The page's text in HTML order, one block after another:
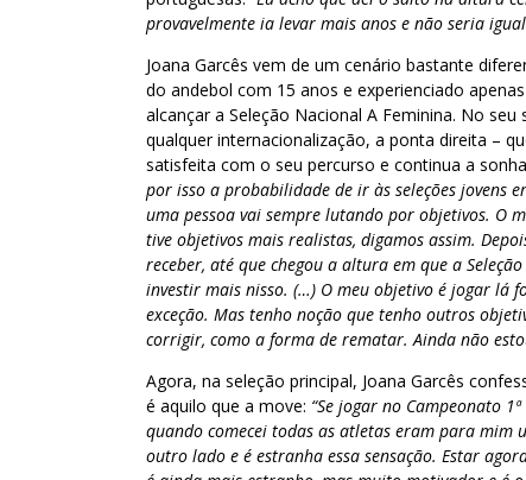
provavelmente ia levar mais anos e não seria
Joana Garcês vem de um cenário bastante
do andebol com 15 anos e experienciado
alcançar a Seleção Nacional A Feminina. No
qualquer internacionalização, a ponta direita –
satisfeita com o seu percurso e continua a
por isso a probabilidade de ir às seleções jovens
uma pessoa vai sempre lutando por objetivos. O
tive objetivos mais realistas, digamos assim.
receber, até que chegou a altura em que a
investir mais nisso. (…) O meu objetivo é jogar lá
exceção. Mas tenho noção que tenho outros
corrigir, como a forma de rematar. Ainda não
Agora, na seleção principal, Joana Garcês
é aquilo que a move: “Se jogar no Campeonato
quando comecei todas as atletas eram para mim
outro lado e é estranha essa sensação. Estar